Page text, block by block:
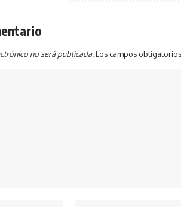
no será publicada.Los campos